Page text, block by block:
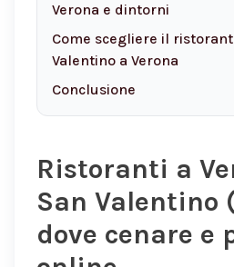
Verona e dintorni
Come scegliere il
Valentino a Verona
Conclusione
Ristoranti a
San Valentino
dove cenare e